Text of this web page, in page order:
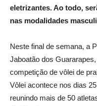
eletrizantes. Ao todo,
nas modalidades
Neste final de semana, a
Jaboatão dos
competição de vôlei de
Vôlei acontece nos dias
reunindo mais de 50